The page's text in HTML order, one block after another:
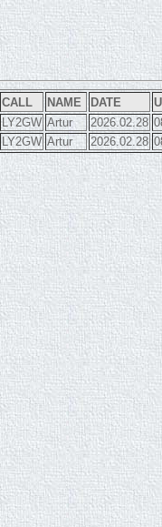
CALL NAME DATE
LY2GW Artur 2026.02.28
LY2GW Artur 2026.02.28